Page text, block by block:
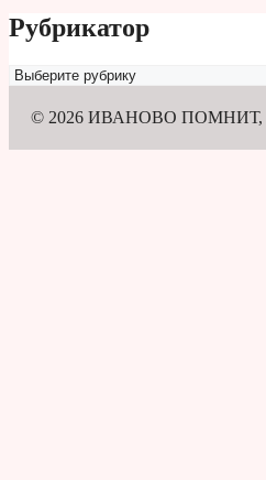
Рубрикатор
Рубрикатор
© 2026 ИВАНОВО ПОМНИТ,